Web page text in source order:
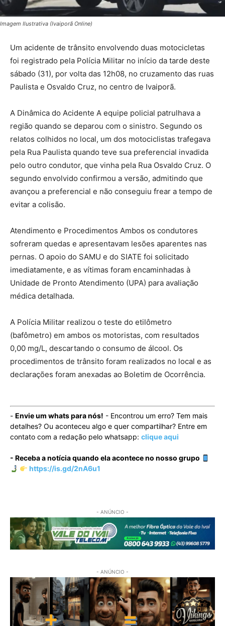
Imagem Ilustrativa (Ivaiporã Online)
Um acidente de trânsito envolvendo duas motocicletas
foi registrado pela Polícia Militar no início da tarde deste
sábado (31), por volta das 12h08, no cruzamento das ruas
Paulista e Osvaldo Cruz, no centro de Ivaiporã.
A Dinâmica do Acidente A equipe policial patrulhava a
região quando se deparou com o sinistro. Segundo os
relatos colhidos no local, um dos motociclistas trafegava
pela Rua Paulista quando teve sua preferencial invadida
pelo outro condutor, que vinha pela Rua Osvaldo Cruz. O
segundo envolvido confirmou a versão, admitindo que
avançou a preferencial e não conseguiu frear a tempo de
evitar a colisão.
Atendimento e Procedimentos Ambos os condutores
sofreram quedas e apresentavam lesões aparentes nas
pernas. O apoio do SAMU e do SIATE foi solicitado
imediatamente, e as vítimas foram encaminhadas à
Unidade de Pronto Atendimento (UPA) para avaliação
médica detalhada.
A Polícia Militar realizou o teste do etilômetro
(bafômetro) em ambos os motoristas, com resultados
0,00 mg/L, descartando o consumo de álcool. Os
procedimentos de trânsito foram realizados no local e as
declarações foram anexadas ao Boletim de Ocorrência.
- Envie um whats para nós! - Encontrou um erro? Tem mais
detalhes? Ou aconteceu algo e quer compartilhar? Entre em
contato com a redação pelo whatsapp: clique aqui
- Receba a notícia quando ela acontece no nosso grupo
https://is.gd/2nA6u1
- ANÚNCIO -
- ANÚNCIO -